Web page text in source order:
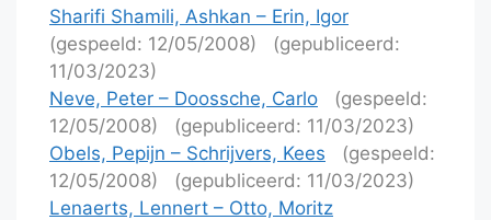
Sharifi Shamili, Ashkan – Erin, Igor
(gespeeld: 12/05/2008)
(gepubliceerd:
11/03/2023)
Neve, Peter – Doossche, Carlo
(gespeeld:
12/05/2008)
(gepubliceerd: 11/03/2023)
Obels, Pepijn – Schrijvers, Kees
(gespeeld:
12/05/2008)
(gepubliceerd: 11/03/2023)
Lenaerts, Lennert – Otto, Moritz